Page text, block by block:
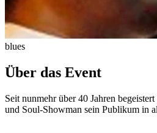
blues
Über das Event
Seit nunmehr über 40 Jahren
und Soul-Showman sein Publikum in